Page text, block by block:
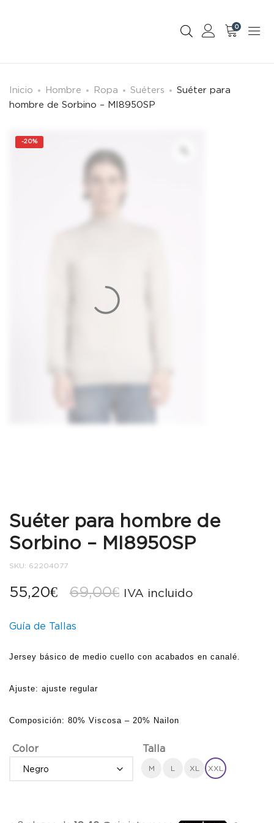
0
Inicio Hombre Ropa Suéters
Suéter para
hombre de Sorbino – MI8950SP
-20%
Suéter para hombre de
Sorbino – MI8950SP
SKU: 62204077
69,00€ El
era:
55,20€
El
es:
IVA incluido
Guía de Tallas
Jersey básico de medio cuello con acabados en canalé.
Ajuste: ajuste regular
Composición: 80% Viscosa – 20% Nailon
Color Talla
M L XL XXL